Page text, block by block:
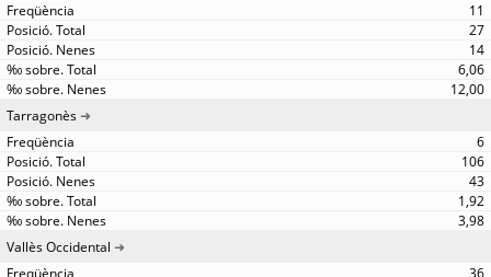
11
27
14
6,06
12,00
Tarragonès
6
106
43
1,92
3,98
Vallès Occidental
36